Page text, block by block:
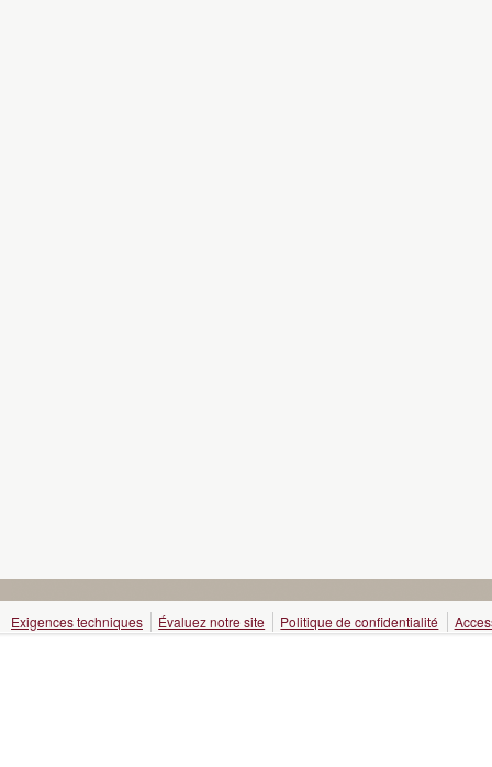
Exigences techniques Évaluez notre site Politique de confidentialité